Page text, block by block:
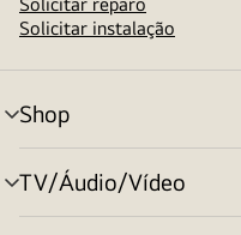
Solicitar instalação
Shop
alternar
menu
TV/Áudio/Vídeo
alternar
menu